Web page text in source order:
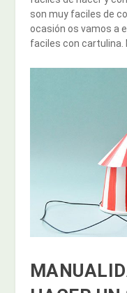
son muy faciles de
ocasión os vamos a
faciles con cartulina.